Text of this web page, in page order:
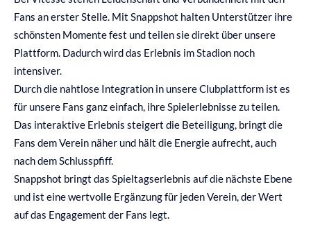
Fans an erster Stelle. Mit Snappshot halten Unterstützer ihre
schönsten Momente fest und teilen sie direkt über unsere
Plattform. Dadurch wird das Erlebnis im Stadion noch
intensiver.
Durch die nahtlose Integration in unsere Clubplattform ist es
für unsere Fans ganz einfach, ihre Spielerlebnisse zu teilen.
Das interaktive Erlebnis steigert die Beteiligung, bringt die
Fans dem Verein näher und hält die Energie aufrecht, auch
nach dem Schlusspfiff.
Snappshot bringt das Spieltagserlebnis auf die nächste Ebene
und ist eine wertvolle Ergänzung für jeden Verein, der Wert
auf das Engagement der Fans legt.